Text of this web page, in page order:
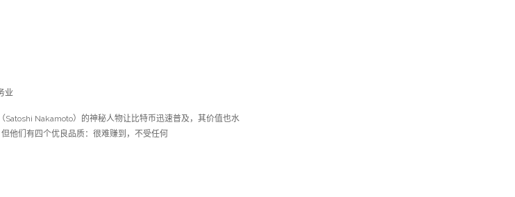
业
Nakamoto）的神秘人物让比特币迅速普及，其价值也水
他们有四个优良品质：很难赚到，不受任何